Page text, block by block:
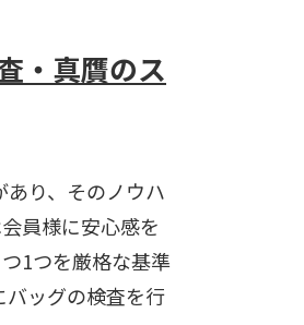
・真贋のス
り、そのノウハ
員様に安心感を
1つを厳格な基準
バッグの検査を行